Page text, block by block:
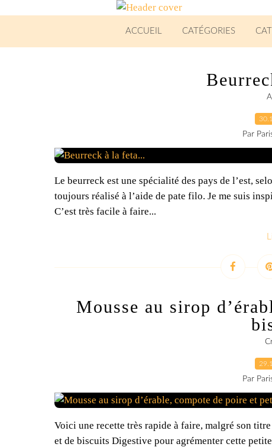
ACCUEIL CATÉGORIES
Par
Le beurreck est une spécialité des pays de l’est,
toujours réalisé à l’aide de pate filo. Je me suis
C’est très facile à faire...
Mousse au sirop
Par
Voici une recette très rapide à faire, malgré son
et de biscuits Digestive pour agrémenter cette